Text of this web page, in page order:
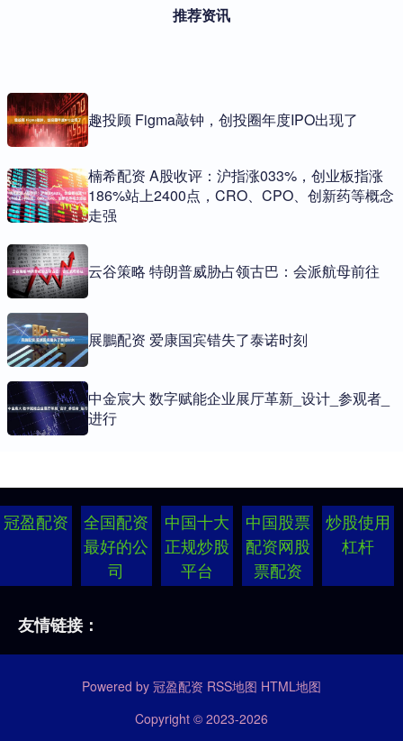
推荐资讯
趣投顾 Figma敲钟，创投圈年度IPO出现了
楠希配资 A股收评：沪指涨033%，创业板指涨
186%站上2400点，CRO、CPO、创新药等概念
走强
云谷策略 特朗普威胁占领古巴：会派航母前往
展鵬配资 爱康国宾错失了泰诺时刻
中金宸大 数字赋能企业展厅革新_设计_参观者_
进行
冠盈配资
全国配资
最好的公
司
中国十大
正规炒股
平台
中国股票
配资网股
票配资
炒股使用
杠杆
友情链接：
Powered by 冠盈配资 RSS地图 HTML地图
Copyright © 2023-2026